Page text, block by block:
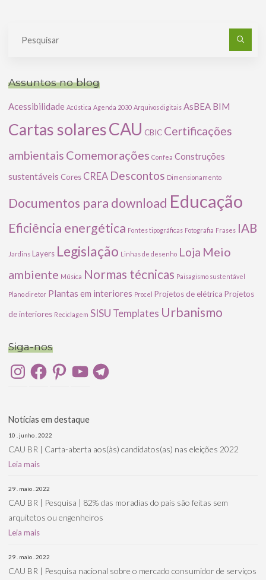
Assuntos no blog
Acessibilidade Acústica Agenda 2030 Arquivos digitais AsBEA BIM
Cartas solaresCAU CBIC Certificações
ambientais Comemorações Confea Construções
sustentáveis Cores CREA Descontos Dimensionamento
Documentos para download Educação
Eficiência energética Fontes tipográficas Fotografia Frases IAB
Jardins Layers Legislação Linhas de desenho Loja Meio
ambiente Música Normas técnicas Paisagismo sustentável
Plano diretor Plantas em interiores Procel Projetos de elétrica Projetos
de interiores Reciclagem SISU Templates Urbanismo
Siga-nos
InstagramFacebookPinterestYouTubeTelegram
Notícias em destaque
10 . junho . 2022
CAU BR | Carta-aberta aos(às) candidatos(as) nas eleições 2022
Leia mais
29 . maio . 2022
CAU BR | Pesquisa | 82% das moradias do país são feitas sem
arquitetos ou engenheiros
Leia mais
29 . maio . 2022
CAU BR | Pesquisa nacional sobre o mercado consumidor de serviços